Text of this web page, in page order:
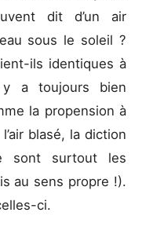
dit d’un air
sous le soleil ?
ils identiques à
a toujours bien
la propension à
blasé, la diction
sont surtout les
au sens propre !).
ci.